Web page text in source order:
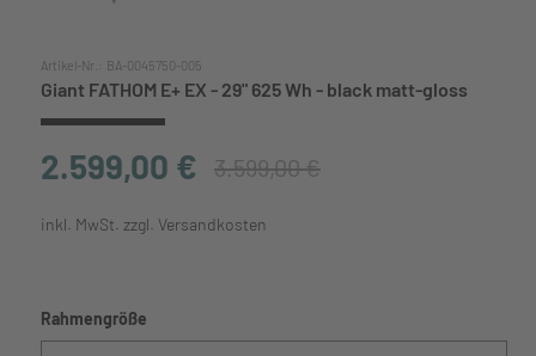
Artikel-Nr.: BA-0045750-005
Giant FATHOM E+ EX - 29" 625 Wh - black matt-gloss
2.599,00 € 3.599,00 €
inkl. MwSt. zzgl. Versandkosten
Rahmengröße